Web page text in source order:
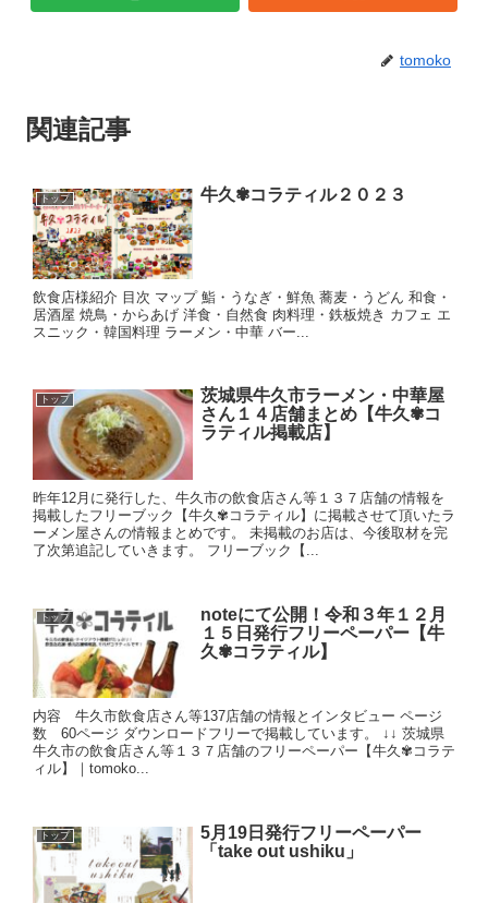
tomoko
関連記事
トップ 牛久✾コラティル２０２３
飲食店様紹介 目次 マップ 鮨・うなぎ・鮮魚 蕎麦・うどん 和食・
居酒屋 焼鳥・からあげ 洋食・自然食 肉料理・鉄板焼き カフェ エ
スニック・韓国料理 ラーメン・中華 バー...
トップ
茨城県牛久市ラーメン・中華屋
さん１４店舗まとめ【牛久✾コ
ラティル掲載店】
昨年12月に発行した、牛久市の飲食店さん等１３７店舗の情報を
掲載したフリーブック【牛久✾コラティル】に掲載させて頂いたラ
ーメン屋さんの情報まとめです。 未掲載のお店は、今後取材を完
了次第追記していきます。 フリーブック【...
トップ
noteにて公開！令和３年１２月
１５日発行フリーペーパー【牛
久✾コラティル】
内容 牛久市飲食店さん等137店舗の情報とインタビュー ページ
数 60ページ ダウンロードフリーで掲載しています。 ↓↓ 茨城県
牛久市の飲食店さん等１３７店舗のフリーペーパー【牛久✾コラテ
ィル】｜tomoko...
トップ
5月19日発行フリーペーパー
「take out ushiku」